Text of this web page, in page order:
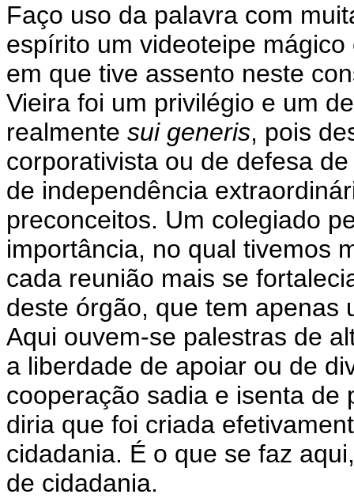
Faço uso da palavra com
espírito um videoteipe
em que tive assento neste
Vieira foi um privilégio e um
realmente sui generis, pois
corporativista ou de defesa
de independência
preconceitos. Um colegiado
importância, no qual tivemos
cada reunião mais se
deste órgão, que tem apenas
Aqui ouvem-se palestras de
a liberdade de apoiar ou de
cooperação sadia e isenta de
diria que foi criada
cidadania. É o que se faz
de cidadania.